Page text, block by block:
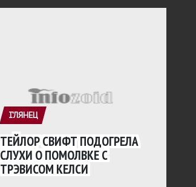
ГЛЯНЕЦ
ТЕЙЛОР СВИФТ ПОДОГРЕЛА
СЛУХИ О ПОМОЛВКЕ С
ТРЭВИСОМ КЕЛСИ